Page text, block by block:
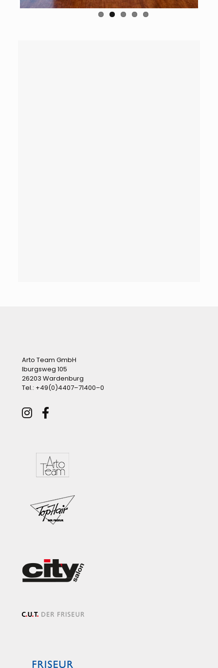
Arto Team GmbH
Iburgsweg 105
26203 Wardenburg
Tel.: +49(0)4407–71400–0